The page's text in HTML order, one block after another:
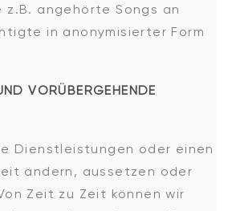
z.B. angehörte Songs an
in anonymisierter Form
VORÜBERGEHENDE
Dienstleistungen oder einen
ändern, aussetzen oder
Zeit zu Zeit können wir